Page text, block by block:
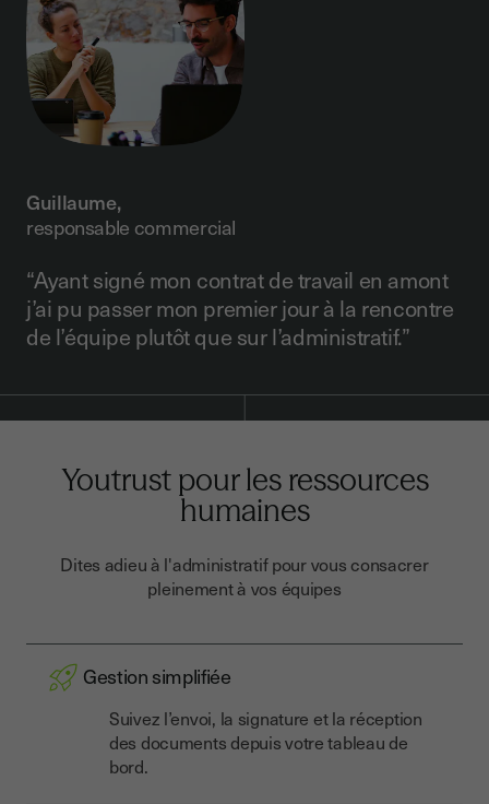
Guillaume,
responsable commercial
“Ayant signé mon contrat de travail en amont
j’ai pu passer mon premier jour à la rencontre
de l’équipe plutôt que sur l’administratif.”
Youtrust pour les ressources
humaines
Dites adieu à l'administratif pour vous consacrer
pleinement à vos équipes
Gestion simplifiée
Suivez l’envoi, la signature et la réception
des documents depuis votre tableau de
bord.